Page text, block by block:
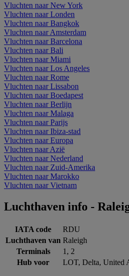
Vluchten naar New York
Vluchten naar Londen
Vluchten naar Bangkok
Vluchten naar Amsterdam
Vluchten naar Barcelona
Vluchten naar Bali
Vluchten naar Miami
Vluchten naar Los Angeles
Vluchten naar Rome
Vluchten naar Lissabon
Vluchten naar Boedapest
Vluchten naar Berlijn
Vluchten naar Malaga
Vluchten naar Parijs
Vluchten naar Ibiza-stad
Vluchten naar Europa
Vluchten naar Azië
Vluchten naar Nederland
Vluchten naar Zuid-Amerika
Vluchten naar Marokko
Vluchten naar Vietnam
Luchthaven info -
IATA code
RDU
Luchthaven van Raleigh
Terminals
1, 2
Hub voor
LOT, Delta, United